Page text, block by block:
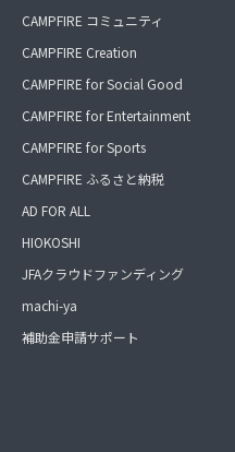
CAMPFIRE コミュニティ
CAMPFIRE Creation
CAMPFIRE for Social Good
CAMPFIRE for Entertainment
CAMPFIRE for Sports
CAMPFIRE ふるさと納税
AD FOR ALL
HIOKOSHI
JFAクラウドファンディング
machi-ya
補助金申請サポート